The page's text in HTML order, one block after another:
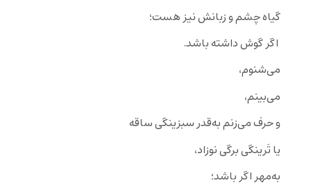
گیاه چشم و زبانش نیز هست؛
اگر گوش داشته باشد.
می‌شنوم،
می‌بینم،
و حرف می‌زنم به‌قدر سبزینگی ساقه
یا تَرینگی برگی نوزاد،
به‌مهر اگر باشد؛